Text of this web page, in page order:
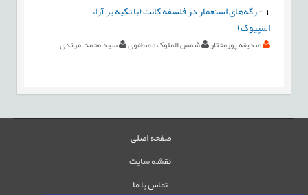
-رگه‌های استعمار در فلسفه کانت (با تکیه بر آراء
اسپیوک)
صدیقه پورمختار شمس الملوک مصطفوی سید محمد مرندی
صفحه اصلی
نقشه سایت
تماس با ما